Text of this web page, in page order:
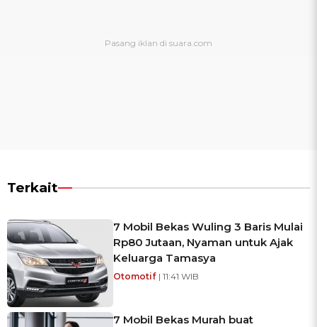
Terkait
7 Mobil Bekas Wuling 3 Baris Mulai
Rp80 Jutaan, Nyaman untuk Ajak
Keluarga Tamasya
Otomotif | 11:41 WIB
7 Mobil Bekas Murah buat